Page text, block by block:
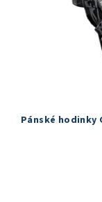
Pánské hodinky